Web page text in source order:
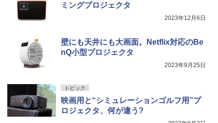
ミングプロジェクタ
2023年12月6日
壁にも天井にも大画面。Netflix対応のBe
nQ小型プロジェクタ
2023年9月25日
トピック
映画用と“シミュレーションゴルフ用”プ
ロジェクタ、何が違う?